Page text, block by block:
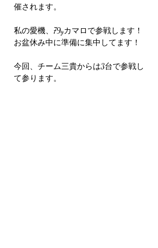
催されます。
私の愛機、79yカマロで参戦します！
お盆休み中に準備に集中してます！
今回、チーム三貴からは3台で参戦し
て参ります。